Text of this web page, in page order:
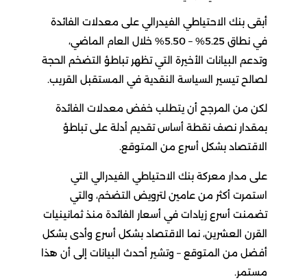
أبقى بنك الاحتياطي الفيدرالي على معدلات الفائدة
في نطاق 5.25% – 5.50% خلال العام الماضي،
وتدعم البيانات الأخيرة التي تظهر تباطؤ التضخم الحجة
لصالح تيسير السياسة النقدية في المستقبل القريب.
لكن من المرجح أن يتطلب خفض معدلات الفائدة
بمقدار نصف نقطة أساس تقديم أدلة على تباطؤ
الاقتصاد بشكل أسرع من المتوقع.
على مدار معركة بنك الاحتياطي الفيدرالي التي
استمرت أكثر من عامين لترويض التضخم، والتي
تضمنت أسرع زيادات في أسعار الفائدة منذ ثمانينيات
القرن العشرين، نما الاقتصاد بشكل أسرع وأدى بشكل
أفضل من المتوقع – وتشير أحدث البيانات إلى أن هذا
مستمر.